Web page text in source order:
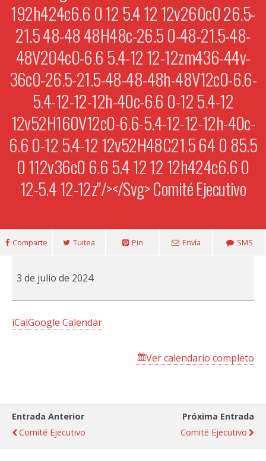
192h424c6.6 0 12 5.4 12 12v260c0 26.5-
21.5 48-48 48H48c-26.5 0-48-21.5-48-
48V204c0-6.6 5.4-12 12-12zm436-44v-
36c0-26.5-21.5-48-48-48h-48V12c0-6.6-
5.4-12-12-12h-40c-6.6 0-12 5.4-12
12v52H160V12c0-6.6-5.4-12-12-12h-40c-
6.6 0-12 5.4-12 12v52H48C21.5 64 0 85.5
0 112v36c0 6.6 5.4 12 12 12h424c6.6 0
12-5.4 12-12z"/></svg> Comité Ejecutivo
Comparte Tuitea Pin Envía SMS
Ejecutivo
3 de julio de 2024
iCalGoogle Calendar
Ver calendario completo
Entrada Anterior
Comité Ejecutivo
Próxima Entrada
Comité Ejecutivo